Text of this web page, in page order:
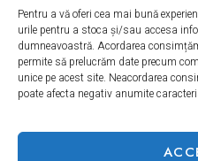
Pentru a vă oferi cea mai bună
urile pentru a stoca și/sau accesa
dumneavoastră. Acordarea
permite să prelucrăm date precum
unice pe acest site. Neacordarea
poate afecta negativ anumite
INFORMAȚII
Cum cumpăr
Livrarea produselor